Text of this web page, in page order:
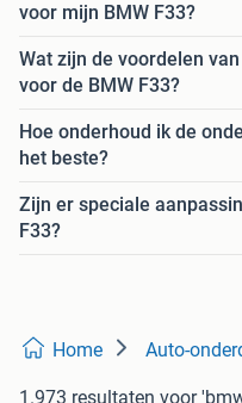
voor mijn BMW F33?
Wat zijn de voordelen
voor de BMW F33?
Hoe onderhoud ik de
het beste?
Zijn er speciale
F33?
Home Auto-
1.973 resultaten voor